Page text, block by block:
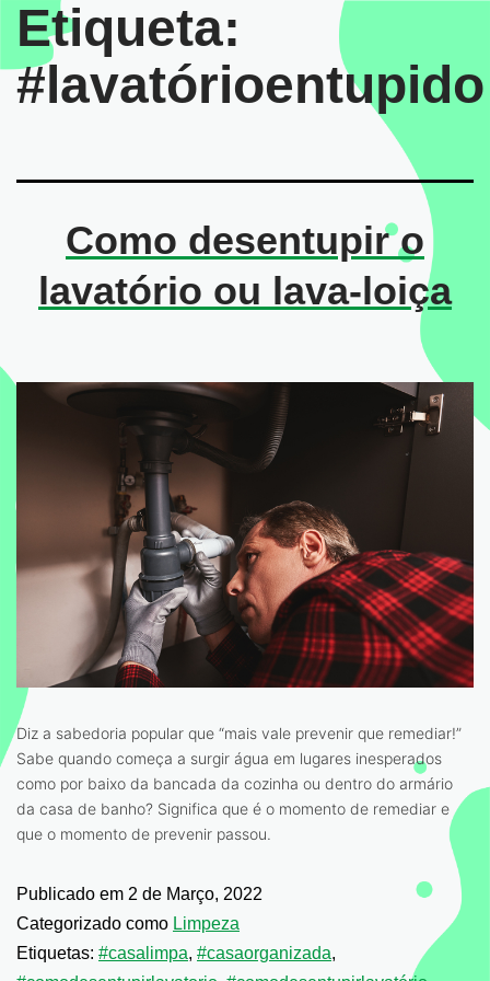
Etiqueta:
#lavatórioentupido
Como desentupir o
lavatório ou lava-loiça
Diz a sabedoria popular que “mais vale prevenir que remediar!”
Sabe quando começa a surgir água em lugares inesperados
como por baixo da bancada da cozinha ou dentro do armário
da casa de banho? Significa que é o momento de remediar e
que o momento de prevenir passou.
Publicado em 2 de Março, 2022
Categorizado como Limpeza
Etiquetas: #casalimpa, #casaorganizada,